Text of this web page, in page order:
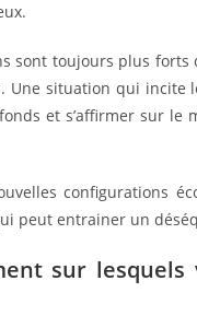
sont toujours plus forts
situation qui incite
et s’affirmer sur le
configurations
peut entrainer un
sur lesquels